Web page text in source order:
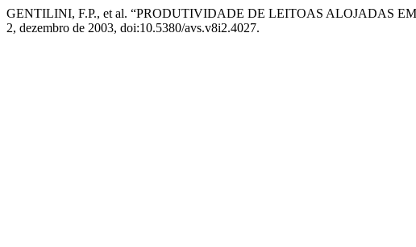
GENTILINI, F.P., et al. “PRODUTIVIDADE DE LEITOAS ALOJADAS
2, dezembro de 2003, doi:10.5380/avs.v8i2.4027.